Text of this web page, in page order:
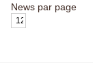
News par page